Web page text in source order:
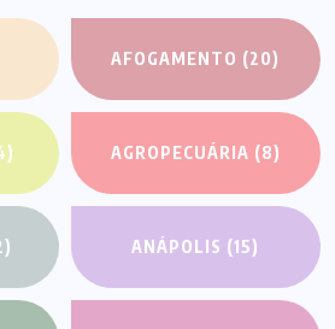
AFOGAMENTO (20)
AGROPECUÁRIA (8)
ANÁPOLIS (15)